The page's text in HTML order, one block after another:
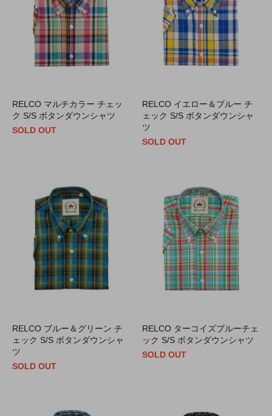
RELCO マルチカラー チェッ
ク S/S ボタンダウンシャツ
SOLD OUT
RELCO イエロー＆ブルー チ
ェック S/S ボタンダウンシャ
ツ
SOLD OUT
RELCO ブルー＆グリーン チ
ェック S/S ボタンダウンシャ
ツ
SOLD OUT
RELCO ターコイズブルーチェ
ック S/S ボタンダウンシャツ
SOLD OUT